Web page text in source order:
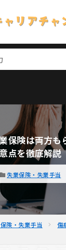
保険は両方も
点を徹底解説
失業保険・失業手当
険・失業手当 傷